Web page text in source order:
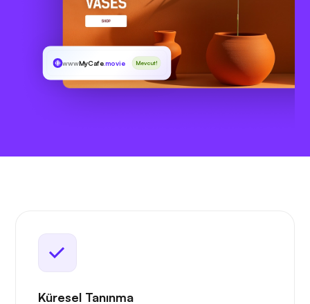
wwwMyCafe.movie Mevcut!
Küresel Tanınma